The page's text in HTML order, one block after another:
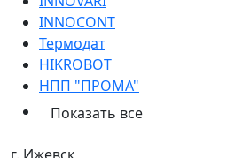
INNOCONT
Термодат
HIKROBOT
НПП "ПРОМА"
Показать все